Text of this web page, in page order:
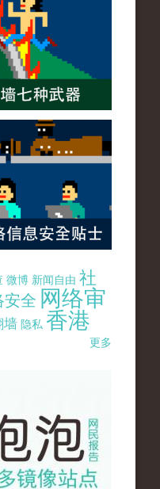
微博 新闻自由 社
安全 网络审
墙 隐私 香港
更多
mirror-site-120814.jpg